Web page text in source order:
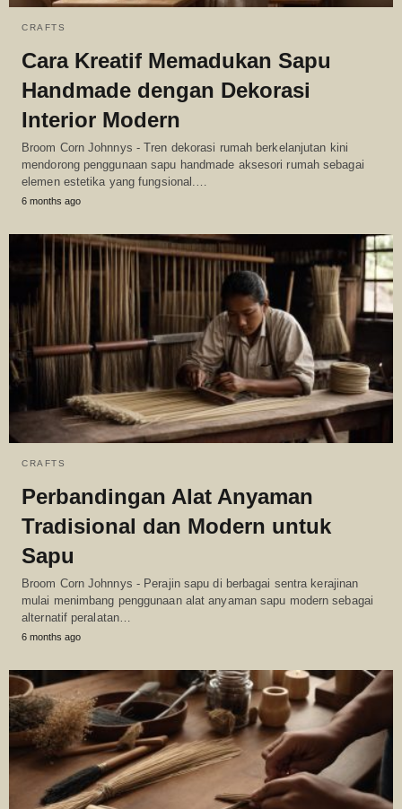
CRAFTS
Cara Kreatif Memadukan Sapu
Handmade dengan Dekorasi
Interior Modern
Broom Corn Johnnys - Tren dekorasi rumah berkelanjutan kini
mendorong penggunaan sapu handmade aksesori rumah sebagai
elemen estetika yang fungsional.…
6 months ago
CRAFTS
Perbandingan Alat Anyaman
Tradisional dan Modern untuk
Sapu
Broom Corn Johnnys - Perajin sapu di berbagai sentra kerajinan
mulai menimbang penggunaan alat anyaman sapu modern sebagai
alternatif peralatan…
6 months ago